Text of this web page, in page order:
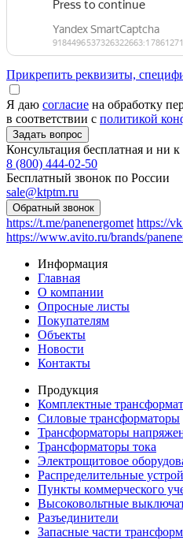
Прикрепить реквизиты,
Я даю согласие на обработку
в соответствии с политикой
Консультация бесплатная и ни
8 (800) 444-02-50
Бесплатный звонок по России
sale@ktptm.ru
https://t.me/panenergomet https://
https://www.avito.ru/brands/
Информация
Главная
О компании
Опросные листы
Покупателям
Объекты
Новости
Контакты
Продукция
Комплектные
Силовые трансформаторы
Трансформаторы
Трансформаторы тока
Электрощитовое
Распределительные
Пункты коммерческого
Высоковольтные
Разъединители
Запасные части